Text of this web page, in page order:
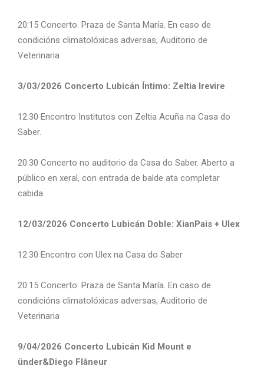
20:15 Concerto. Praza de Santa María. En caso de
condicións climatolóxicas adversas, Auditorio de
Veterinaria
3/03/2026 Concerto Lubicán Íntimo: Zeltia Irevire
12:30 Encontro Institutos con Zeltia Acuña na Casa do
Saber.
20:30 Concerto no auditorio da Casa do Saber. Aberto a
público en xeral, con entrada de balde ata completar
cabida.
12/03/2026 Concerto Lubicán Doble: XianPais + Ulex
12:30 Encontro con Ulex na Casa do Saber
20:15 Concerto: Praza de Santa María. En caso de
condicións climatolóxicas adversas, Auditorio de
Veterinaria
9/04/2026 Concerto Lubicán Kid Mount e
ünder&Diego Flâneur